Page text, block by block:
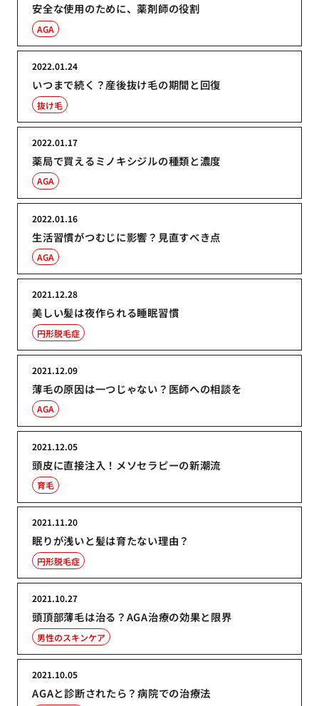
安全な使用のために、薬剤師の役割
AGA
いつまで続く？産後抜け毛の期間と回復
2022.01.24
抜け毛
薬局で買えるミノキシジルの種類と濃度
2022.01.17
AGA
生活習慣がつむじに影響？見直すべき点
2022.01.16
AGA
美しい髪は夜作られる睡眠習慣
2021.12.28
円形脱毛症
薄毛の原因は一つじゃない？医師への相談を
2021.12.09
AGA
頭皮に直接注入！メソセラピーの新潮流
2021.12.05
育毛
眠りが浅いと髪は育たない理由？
2021.11.20
円形脱毛症
頭頂部薄毛は治る？AGA治療の効果と限界
2021.10.27
男性のスキンケア
AGAと診断されたら？病院での治療法
2021.10.05